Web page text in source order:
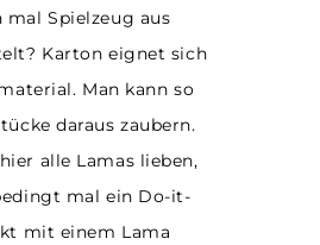
mal Spielzeug aus
Karton eignet sich
Man kann so
daraus zaubern.
alle Lamas lieben,
mal ein Do-it-
mit einem Lama